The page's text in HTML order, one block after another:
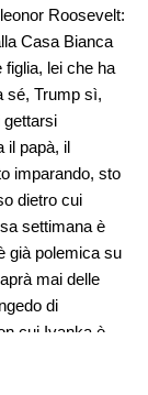
Roosevelt:
Casa Bianca
lei che ha
sé, Trump sì,
gettarsi
il papà, il
imparando, sto
dietro cui
settimana è
già polemica su
mai delle
di
cui Ivanka è
Congresso –
parla – ma